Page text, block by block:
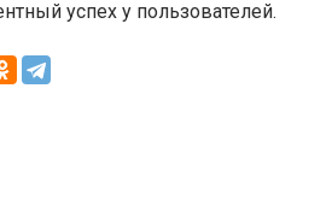
успех у пользователей.